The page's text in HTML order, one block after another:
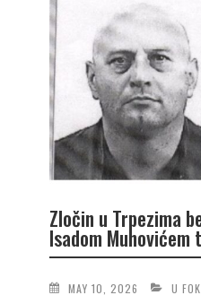
Zločin u Trpezima
Isadom
MAY 10, 2026 U